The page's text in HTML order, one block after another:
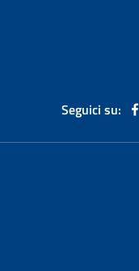
Seguici su: